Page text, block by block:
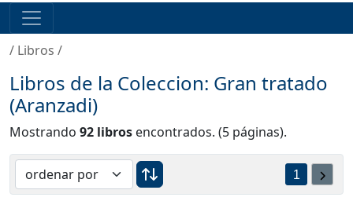
/ Libros /
Libros de la Coleccion: Gran tratado
(Aranzadi)
Mostrando 92 libros encontrados. (5 páginas).
1